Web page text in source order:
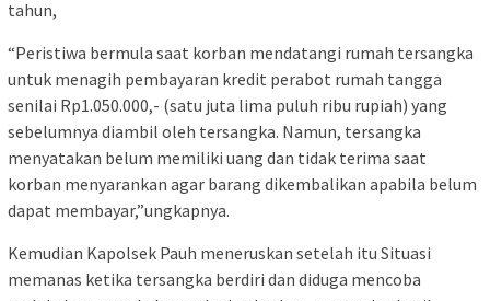
tahun,
“Peristiwa bermula saat korban mendatangi rumah tersangka
untuk menagih pembayaran kredit perabot rumah tangga
senilai Rp1.050.000,- (satu juta lima puluh ribu rupiah) yang
sebelumnya diambil oleh tersangka. Namun, tersangka
menyatakan belum memiliki uang dan tidak terima saat
korban menyarankan agar barang dikembalikan apabila belum
dapat membayar,”ungkapnya.
Kemudian Kapolsek Pauh meneruskan setelah itu Situasi
memanas ketika tersangka berdiri dan diduga mencoba